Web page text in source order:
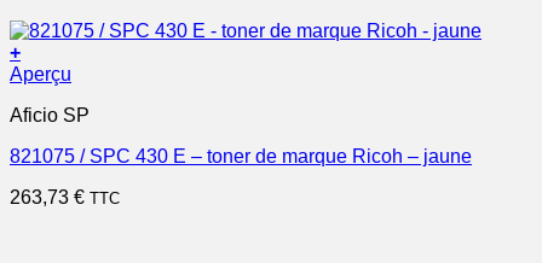
+
Aperçu
Aficio SP
821075 / SPC 430 E – toner de marque Ricoh – jaune
263,73 € TTC